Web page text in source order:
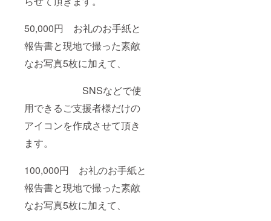
50,000円 お礼のお手紙と
報告書と現地で撮った素敵
なお写真5枚に加えて、
SNSなどで使
用できるご支援者様だけの
アイコンを作成させて頂き
ます。
100,000円 お礼のお手紙と
報告書と現地で撮った素敵
なお写真5枚に加えて、